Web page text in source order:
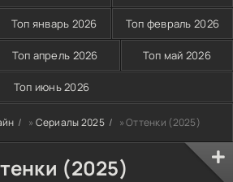
Топ январь 2026 Топ февраль 2026
Топ апрель 2026 Топ май 2026
Топ июнь 2026
» Сериалы 2025 » Оттенки (2025)
(2025)